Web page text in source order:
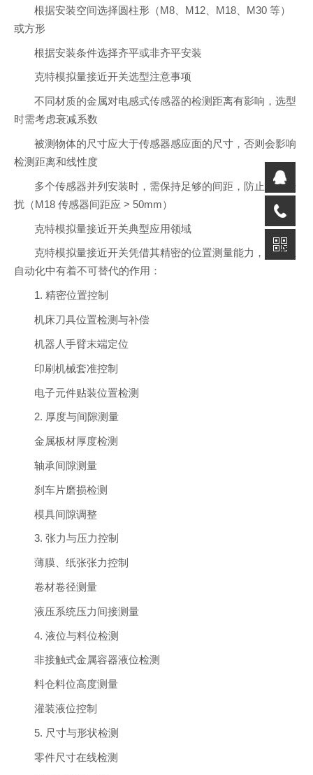
根据安装空间选择圆柱形（M8、M12、M18、M30 等）
或方形
根据安装条件选择齐平或非齐平安装
克特模拟量接近开关选型注意事项
不同材质的金属对电感式传感器的检测距离有影响，选型
时需考虑衰减系数
被测物体的尺寸应大于传感器感应面的尺寸，否则会影响
检测距离和线性度
多个传感器并列安装时，需保持足够的间距，防止相互干
扰（M18 传感器间距应 > 50mm）
克特模拟量接近开关典型应用领域
克特模拟量接近开关凭借其精密的位置测量能力，在工业
自动化中有着不可替代的作用：
1. 精密位置控制
机床刀具位置检测与补偿
机器人手臂末端定位
印刷机械套准控制
电子元件贴装位置检测
2. 厚度与间隙测量
金属板材厚度检测
轴承间隙测量
刹车片磨损检测
模具间隙调整
3. 张力与压力控制
薄膜、纸张张力控制
卷材卷径测量
液压系统压力间接测量
4. 液位与料位检测
非接触式金属容器液位检测
料仓料位高度测量
灌装液位控制
5. 尺寸与形状检测
零件尺寸在线检测